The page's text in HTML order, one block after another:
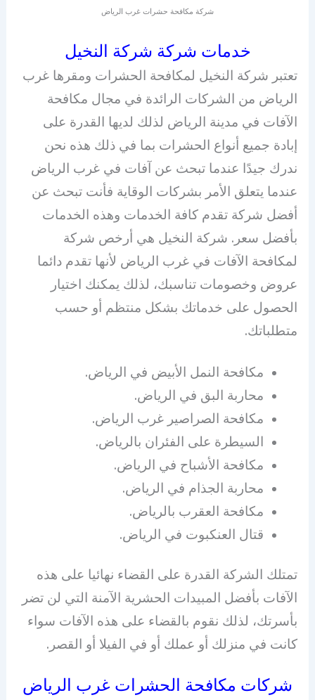
شركة مكافحة حشرات غرب الرياض
خدمات شركة شركة النخيل
تعتبر شركة النخيل لمكافحة الحشرات ومقرها غرب
الرياض من الشركات الرائدة في مجال مكافحة
الآفات في مدينة الرياض لذلك لديها القدرة على
إبادة جميع أنواع الحشرات بما في ذلك هذه نحن
ندرك جيدًا عندما تبحث عن آفات في غرب الرياض
عندما يتعلق الأمر بشركات الوقاية فأنت تبحث عن
أفضل شركة تقدم كافة الخدمات وهذه الخدمات
بأفضل سعر. شركة النخيل هي أرخص شركة
لمكافحة الآفات في غرب الرياض لأنها تقدم دائما
عروض وخصومات تناسبك، لذلك يمكنك اختيار
الحصول على خدماتك بشكل منتظم أو حسب
متطلباتك.
مكافحة النمل الأبيض في الرياض.
محاربة البق في الرياض.
مكافحة الصراصير غرب الرياض.
السيطرة على الفئران بالرياض.
مكافحة الأشباح في الرياض.
محاربة الجذام في الرياض.
مكافحة العقرب بالرياض.
قتال العنكبوت في الرياض.
تمتلك الشركة القدرة على القضاء نهائيا على هذه
الآفات بأفضل المبيدات الحشرية الآمنة التي لن تضر
بأسرتك، لذلك نقوم بالقضاء على هذه الآفات سواء
كانت في منزلك أو عملك أو في الفيلا أو القصر.
شركات مكافحة الحشرات غرب الرياض